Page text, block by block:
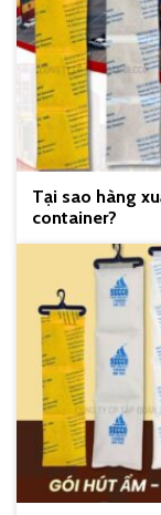
Tại sao hàng
container?